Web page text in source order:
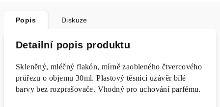
Popis Diskuze
Detailní popis produktu
Skleněný, mléčný flakón, mírně zaobleného čtvercového
průřezu o objemu 30ml. Plastový těsnící uzávěr bílé
barvy bez rozprašovače. Vhodný pro uchování parfému.